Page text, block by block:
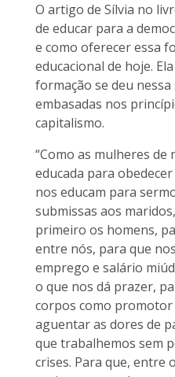
O artigo de Sílvia no
de educar para a
e como oferecer essa
educacional de hoje.
formação se deu nessa
embasadas nos
capitalismo.
“Como as mulheres
educada para
nos educam para
submissas aos
primeiro os homens,
entre nós, para que
emprego e salário
o que nos dá prazer,
corpos como promotor
aguentar as dores de
que trabalhemos sem
crises. Para que, entre